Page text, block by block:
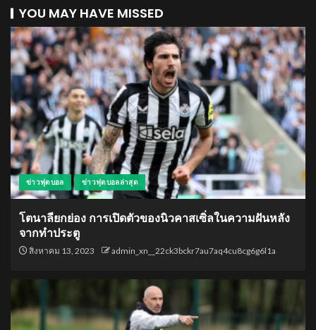
YOU MAY HAVE MISSED
ข่าวฟุตบอล ข่าวฟุตบอลล่าสุด
โตนาลียกย่อง การเปิดตัวของนิวคาสเซิ่ลในความฝันหลัง
จากทำประตู
สิงหาคม 13, 2023 admin_xn__22ck3bckr7au7aq4cu8cg6g6l1a